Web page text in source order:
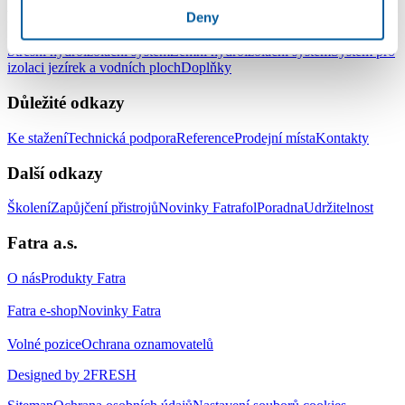
Deny
Střešní hydroizolační systémZemní hydroizolační systémSystém pro
izolaci jezírek a vodních plochDoplňky
Důležité odkazy
Ke staženíTechnická podporaReferenceProdejní místaKontakty
Další odkazy
ŠkoleníZapůjčení přistrojůNovinky FatrafolPoradnaUdržitelnost
Fatra a.s.
O násProdukty Fatra
Fatra e-shopNovinky Fatra
Volné poziceOchrana oznamovatelů
Designed by 2FRESH